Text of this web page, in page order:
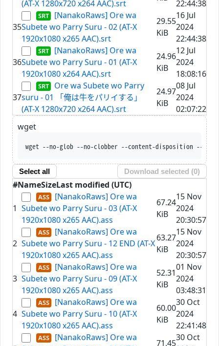
(AT-X 1280x720 x264 AAC).srt 22:44:38
35
[NanakoRaws] Ore wa
Subete wo Parry Suru - 02 (AT-X
1920x1080 x265 AAC).srt
29.55
KiB
16 Jul
2024
22:44:38
36
[NanakoRaws] Ore wa
Subete wo Parry Suru - 01 (AT-X
1920x1080 x264 AAC).srt
24.96
KiB
12 Jul
2024
18:08:16
37
Ore wa Subete wo Parry
suru - 01 「俺は牛をパリイする」
(AT-X 1280x720 x264 AAC).srt
24.97
KiB
08 Jul
2024
02:07:22
wget
wget --no-glob --no-clobber --content-disposition --trust-server-names
Select all Download selected (0)
#NameSizeLast modified (UTC)
1
[NanakoRaws] Ore wa
Subete wo Parry Suru - 03 (AT-X
1920x1080 x265 AAC).ass
67.24
KiB
15 Nov
2024
20:30:57
2
[NanakoRaws] Ore wa
Subete wo Parry Suru - 12 END (AT-X
1920x1080 x265 AAC).ass
63.27
KiB
15 Nov
2024
20:30:57
3
[NanakoRaws] Ore wa
Subete wo Parry Suru - 09 (AT-X
1920x1080 x265 AAC).ass
52.31
KiB
01 Nov
2024
03:48:31
4
[NanakoRaws] Ore wa
Subete wo Parry Suru - 10 (AT-X
1920x1080 x265 AAC).ass
60.00
KiB
30 Oct
2024
22:41:48
[NanakoRaws] Ore wa
71.45
30 Oct